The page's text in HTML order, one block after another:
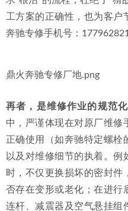
工方案的正确性，也为客
奔驰专修手机号：
鼎火奔驰专修厂地.png
再者，是维修作业的规范
中，严谨体现在对原厂维修
正确使用（如奔驰特定螺栓
以及对维修细节的执着。例
时，不仅更换损坏的密封件
否存在变形或老化；在进行
连杆、减震器及空气悬挂组